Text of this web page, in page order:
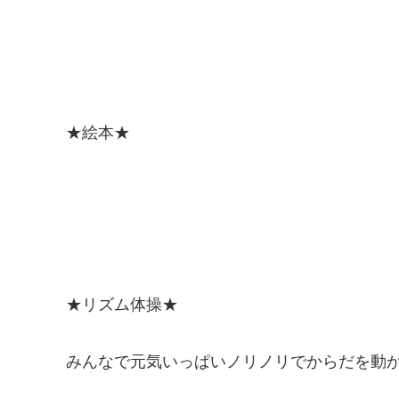
★絵本★
★リズム体操★
みんなで元気いっぱいノリノリでからだを動